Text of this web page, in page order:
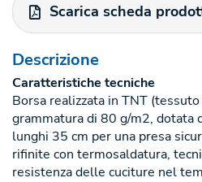
Scarica scheda
Descrizione
Caratteristiche tecniche
Borsa realizzata in TNT
grammatura di 80 g/m2, dotata
lunghi 35 cm per una presa
rifinite con termosaldatura,
resistenza delle cuciture nel